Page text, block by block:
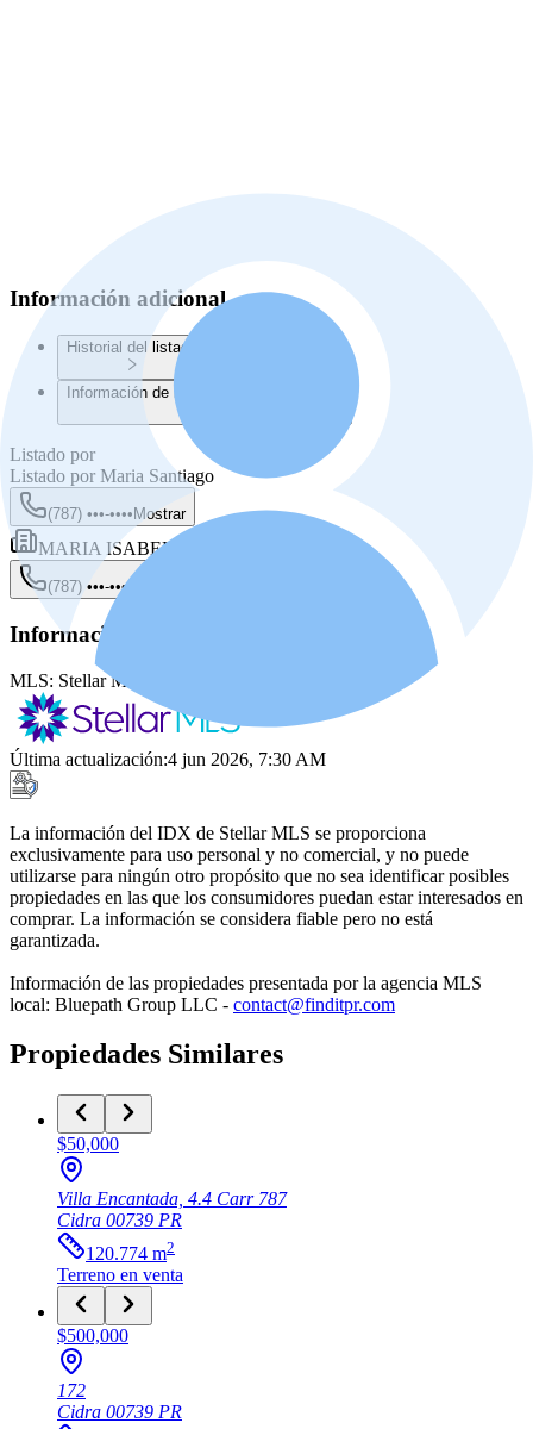
Información adicional
Historial del listado
Información de la Junta de Planificación
Listado por
Listado por Maria Santiago
(787) •••-•••• Mostrar
MARIA ISABEL SANTIAGO
(787) •••-••••
Información de la fuente
MLS: Stellar MLS
Última actualización:4 jun 2026, 7:30 AM
La información del IDX de Stellar MLS se proporciona
exclusivamente para uso personal y no comercial, y no puede
utilizarse para ningún otro propósito que no sea identificar posibles
propiedades en las que los consumidores puedan estar interesados en
comprar. La información se considera fiable pero no está
garantizada.
Información de las propiedades presentada por la agencia MLS
local: Bluepath Group LLC - contact@finditpr.com
Propiedades Similares
$50,000
Villa Encantada, 4.4 Carr 787
Cidra 00739 PR
120.774 m2
Terreno en venta
$500,000
172
Cidra 00739 PR